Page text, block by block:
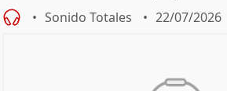
Sonido Totales 22/07/2026